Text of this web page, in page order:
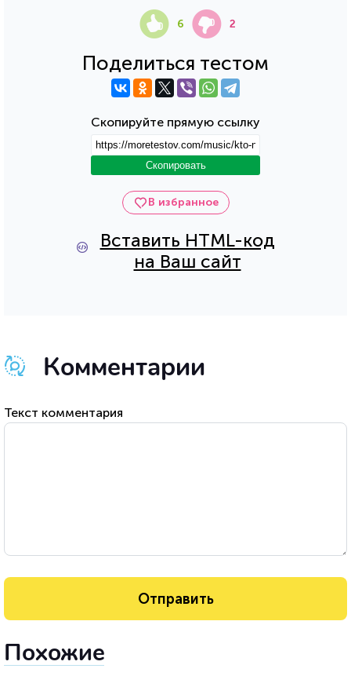
В избранное
Вставить HTML-код
на Ваш сайт
Поделиться тестом
Скопируйте прямую ссылку
Скопировать
6 2
Комментарии
Текст комментария
Похожие